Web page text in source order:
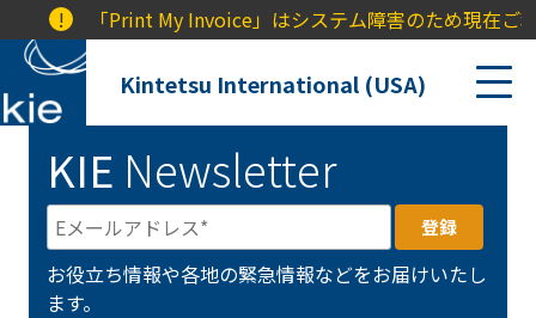
! 「Print My Invoice」はシステム障害のため現在ご
Kintetsu International (USA)
KIE Newsletter
お役立ち情報や各地の緊急情報などをお届けいたし
ます。